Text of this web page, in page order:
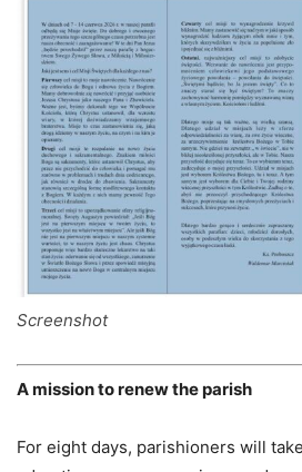
Screenshot
A mission to renew the parish
For eight days, parishioners will